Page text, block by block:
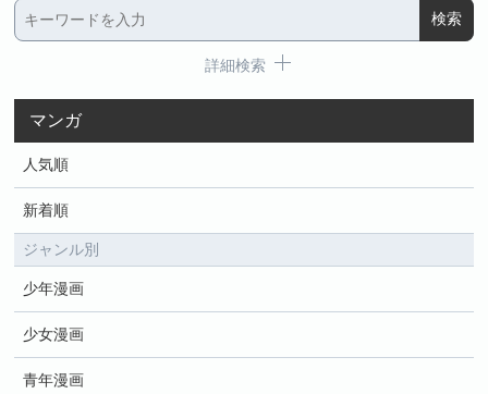
詳細検索
マンガ
人気順
新着順
ジャンル別
少年漫画
少女漫画
青年漫画